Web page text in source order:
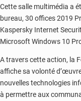
Cette salle multimédia a
bureau, 30 offices 2019
Kaspersky Internet
Microsoft Windows 10
A travers cette action, la
affiche sa volonté
nouvelles technologies
à permettre aux